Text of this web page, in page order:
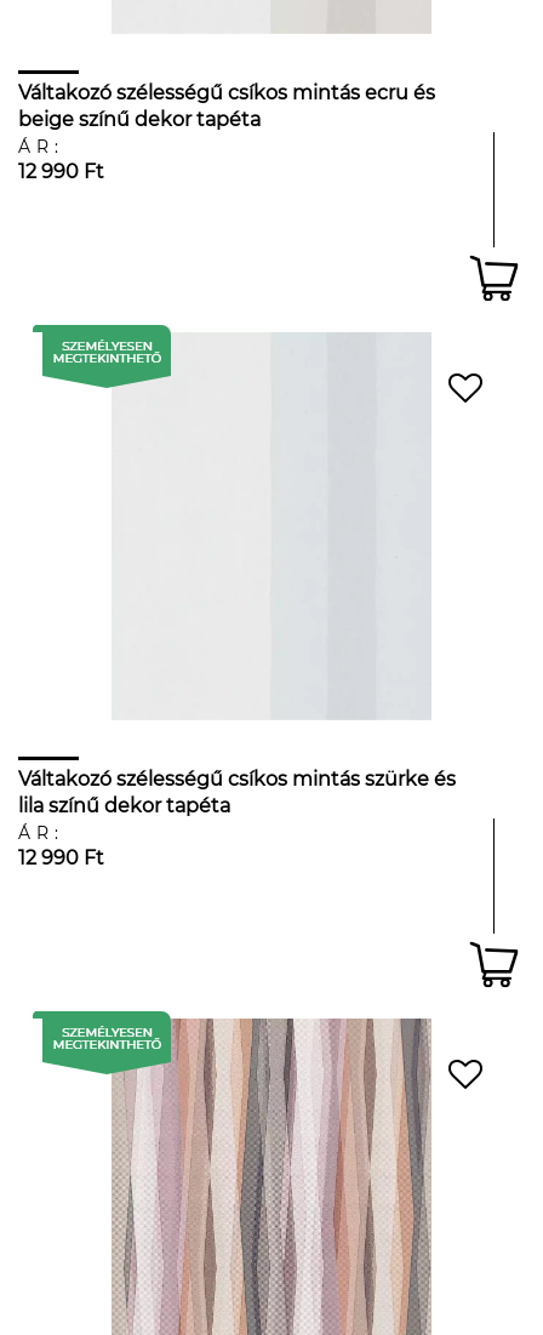
Váltakozó szélességű csíkos mintás ecru és
beige színű dekor tapéta
ÁR:
12 990 Ft
Váltakozó szélességű csíkos mintás szürke és
lila színű dekor tapéta
ÁR:
12 990 Ft